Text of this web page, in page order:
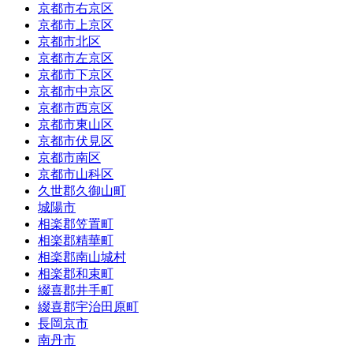
京都市右京区
京都市上京区
京都市北区
京都市左京区
京都市下京区
京都市中京区
京都市西京区
京都市東山区
京都市伏見区
京都市南区
京都市山科区
久世郡久御山町
城陽市
相楽郡笠置町
相楽郡精華町
相楽郡南山城村
相楽郡和束町
綴喜郡井手町
綴喜郡宇治田原町
長岡京市
南丹市